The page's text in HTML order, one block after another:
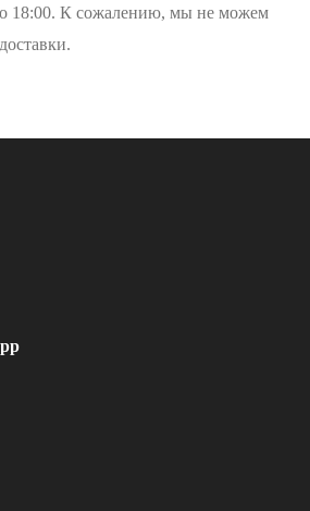
18:00. К сожалению, мы не можем